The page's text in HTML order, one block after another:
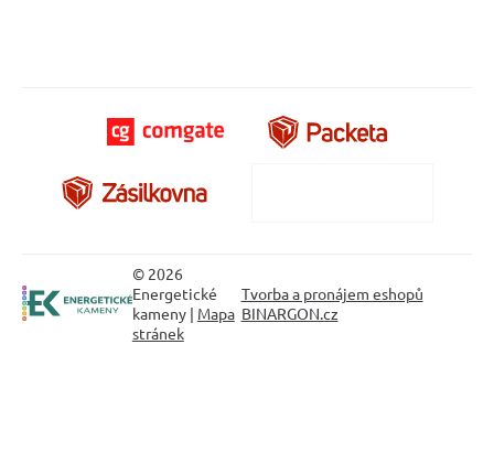
© 2026
Energetické
kameny | Mapa
stránek
Tvorba a pronájem eshopů
BINARGON.cz